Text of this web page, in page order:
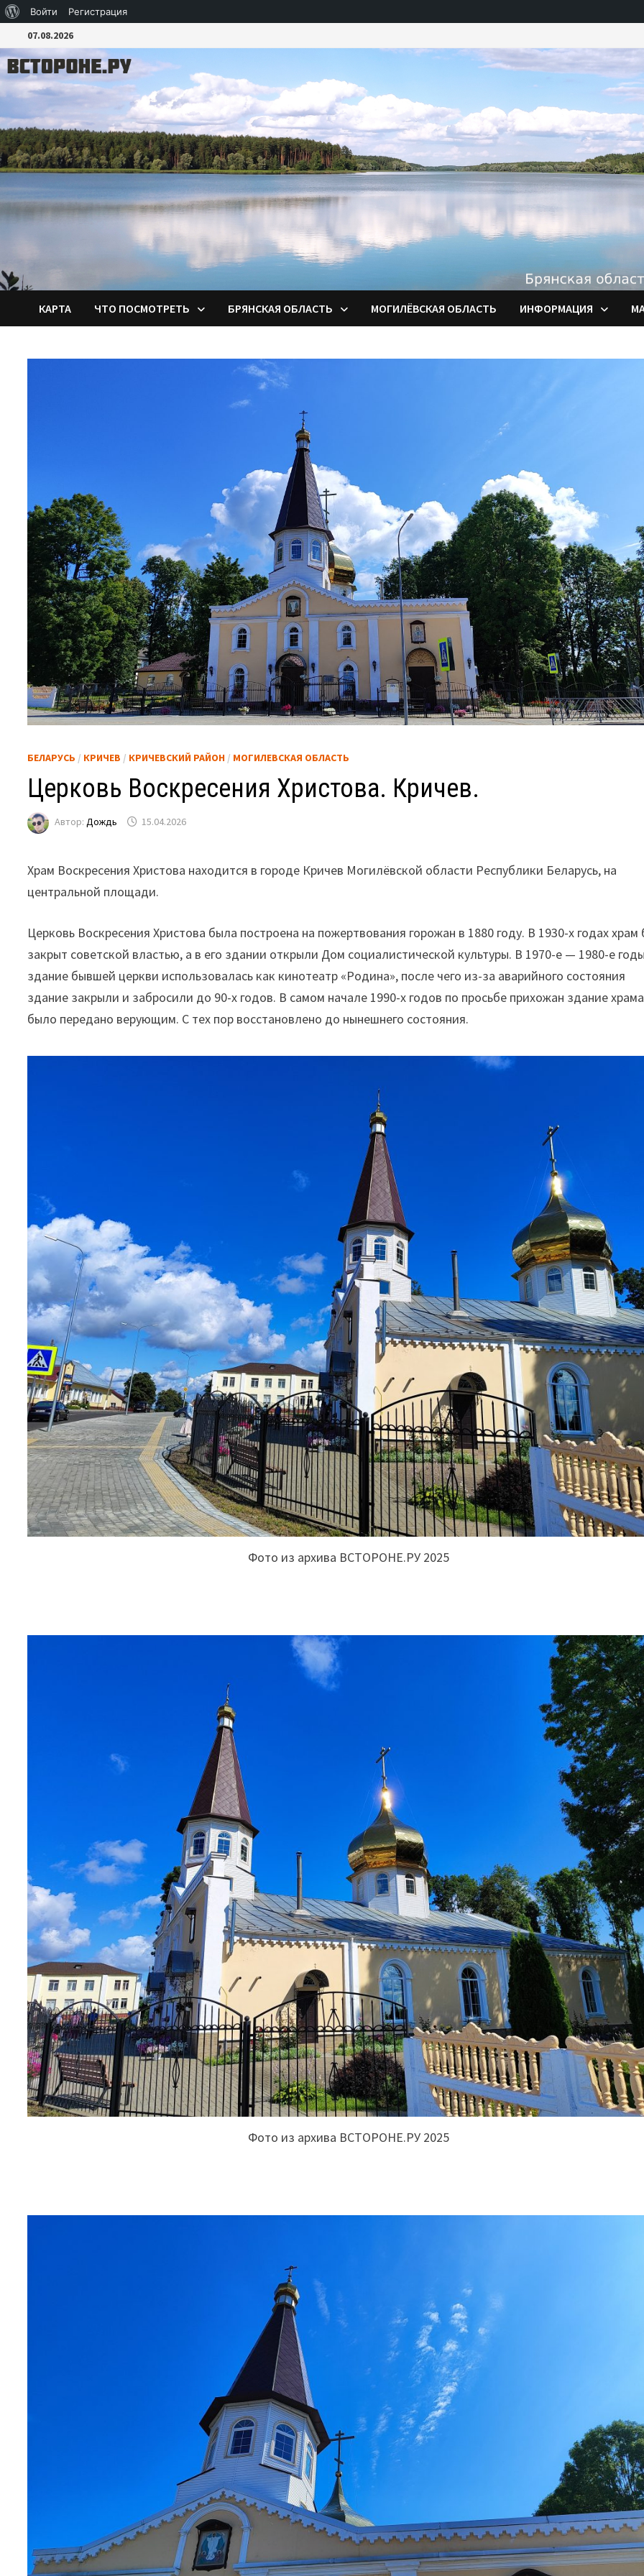
WordPress
Войти Регистрация
Перейти
к
содержимому
07.08.2026
КАРТА ЧТО ПОСМОТРЕТЬ БРЯНСКАЯ ОБЛАСТЬ МОГИЛЁВСКАЯ ОБЛАСТЬ ИНФОРМАЦИЯ
БЕЛАРУСЬ / КРИЧЕВ / КРИЧЕВСКИЙ РАЙОН / МОГИЛЕВСКАЯ ОБЛАСТЬ
Церковь Воскресения Христова. Кричев.
Автор:Дождь 15.04.2026
Храм Воскресения Христова находится в городе Кричев Могилёвской области Республики Беларусь, на
центральной площади.
Церковь Воскресения Христова была построена на пожертвования горожан в 1880 году. В 1930-х годах храм
закрыт советской властью, а в его здании открыли Дом социалистической культуры. В 1970-е — 1980-е
здание бывшей церкви использовалась как кинотеатр «Родина», после чего из-за аварийного состояния
здание закрыли и забросили до 90-х годов. В самом начале 1990-х годов по просьбе прихожан здание храма
было передано верующим. С тех пор восстановлено до нынешнего состояния.
Фото из архива ВСТОРОНЕ.РУ 2025
Фото из архива ВСТОРОНЕ.РУ 2025